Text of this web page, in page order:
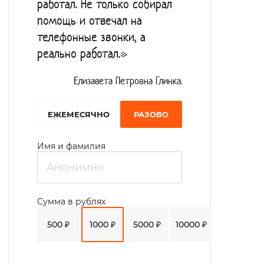
выпечка. На праздники, дни рождения
готовится праздничный стол.
Дом-интернат имеет укомплектованную
библиотеку на любой вкус. По желанию
теплице, выращивать овощи.
работал. Не только собирал
помощь и отвечал на
телефонные звонки, а
реально работал.»
Елизавета Петровна Глинка.
EЖЕМЕСЯЧНО РАЗОВО
Имя и фамилия
500 ₽ 1000 ₽ 5000 ₽ 10000 ₽
Сумма в рублях